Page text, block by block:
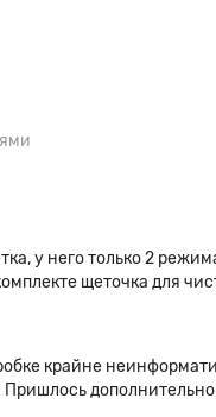
у него только 2
щеточка для
крайне
дополнительно